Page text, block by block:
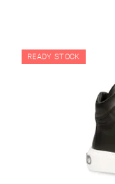
READY STOCK